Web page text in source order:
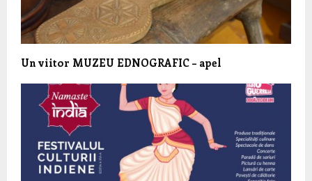
Un viitor MUZEU EDNOGRAFIC – apel